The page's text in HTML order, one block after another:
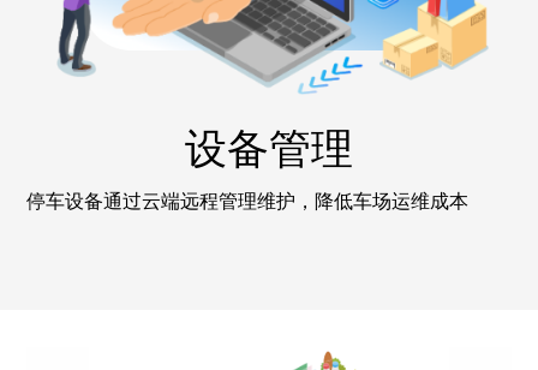
设备管理
停车设备通过云端远程管理维护，降低车场运维成本